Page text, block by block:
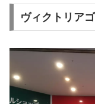
ヴィクトリア